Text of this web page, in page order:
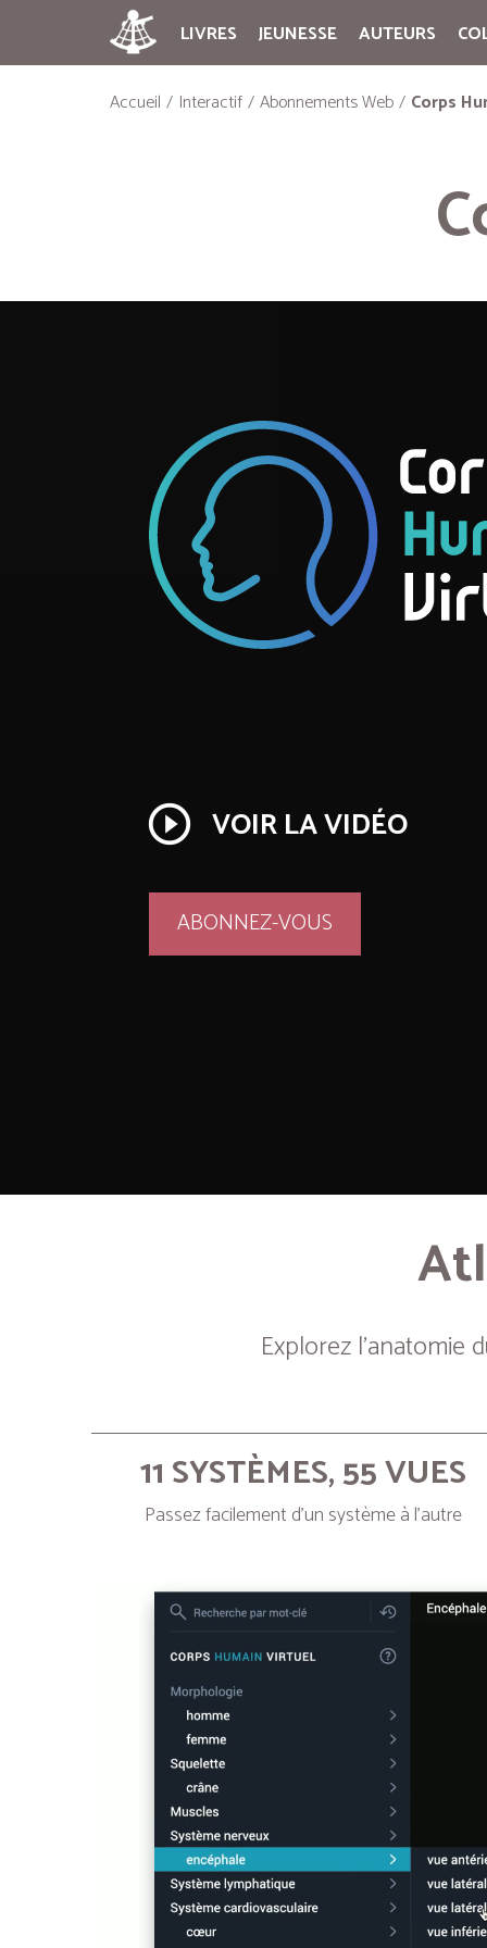
LIVRES JEUNESSE AUTEURS
Accueil Interactif Abonnements Web Corps
play_circle_outline VOIR LA VIDÉO
ABONNEZ-VOUS
Explorez
11 SYSTÈMES, 55 VUES
Passez facilement d’un système à l’autre